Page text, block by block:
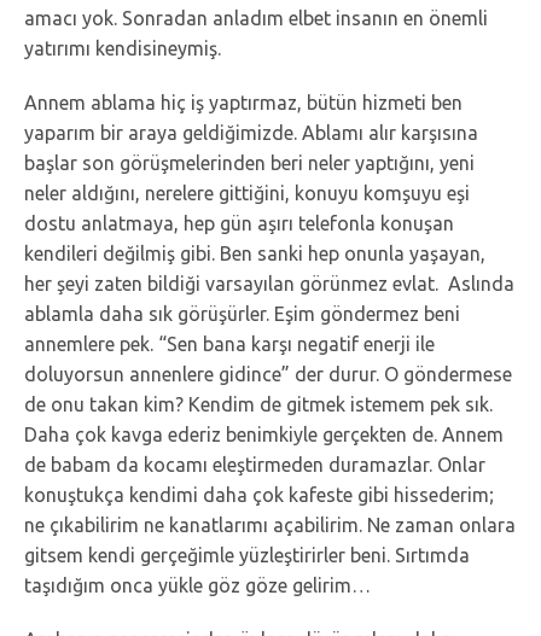
amacı yok. Sonradan anladım elbet insanın en önemli
yatırımı kendisineymiş.
Annem ablama hiç iş yaptırmaz, bütün hizmeti ben
yaparım bir araya geldiğimizde. Ablamı alır karşısına
başlar son görüşmelerinden beri neler yaptığını, yeni
neler aldığını, nerelere gittiğini, konuyu komşuyu eşi
dostu anlatmaya, hep gün aşırı telefonla konuşan
kendileri değilmiş gibi. Ben sanki hep onunla yaşayan,
her şeyi zaten bildiği varsayılan görünmez evlat. Aslında
ablamla daha sık görüşürler. Eşim göndermez beni
annemlere pek. “Sen bana karşı negatif enerji ile
doluyorsun annenlere gidince” der durur. O göndermese
de onu takan kim? Kendim de gitmek istemem pek sık.
Daha çok kavga ederiz benimkiyle gerçekten de. Annem
de babam da kocamı eleştirmeden duramazlar. Onlar
konuştukça kendimi daha çok kafeste gibi hissederim;
ne çıkabilirim ne kanatlarımı açabilirim. Ne zaman onlara
gitsem kendi gerçeğimle yüzleştirirler beni. Sırtımda
taşıdığım onca yükle göz göze gelirim…